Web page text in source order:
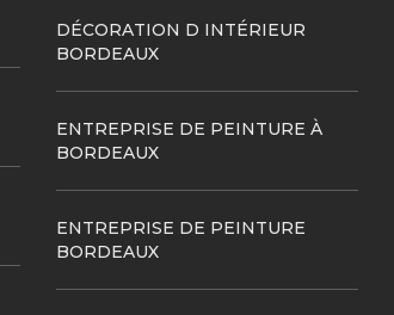
DÉCORATION D INTÉRIEUR
BORDEAUX
ENTREPRISE DE PEINTURE À
BORDEAUX
ENTREPRISE DE PEINTURE
BORDEAUX